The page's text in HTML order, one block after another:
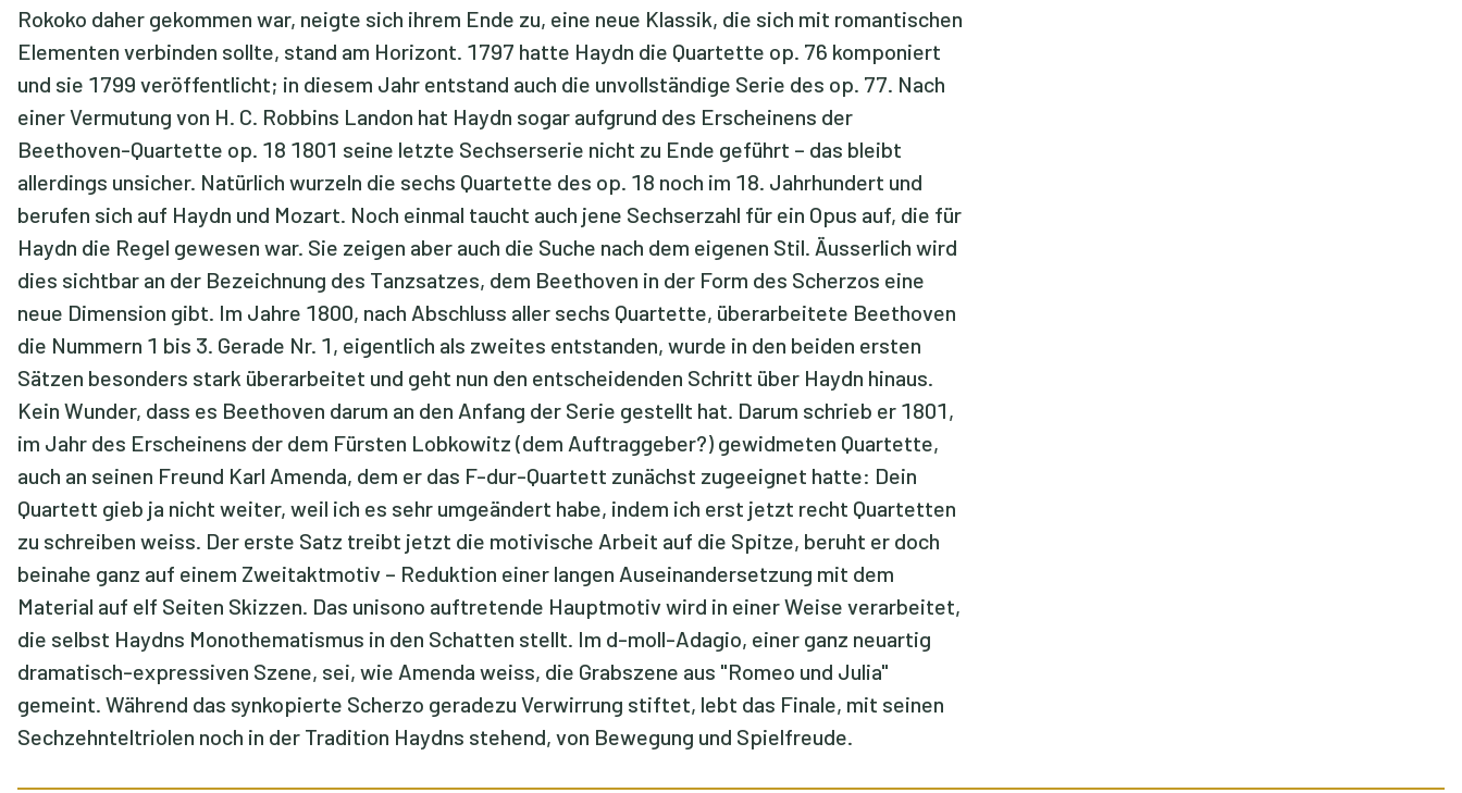
Rokoko daher gekommen war, neigte sich ihrem Ende zu, eine neue Klassik, die sich mit romantischen
Elementen verbinden sollte, stand am Horizont. 1797 hatte Haydn die Quartette op. 76 komponiert
und sie 1799 veröffentlicht; in diesem Jahr entstand auch die unvollständige Serie des op. 77. Nach
einer Vermutung von H. C. Robbins Landon hat Haydn sogar aufgrund des Erscheinens der
Beethoven-Quartette op. 18 1801 seine letzte Sechserserie nicht zu Ende geführt – das bleibt
allerdings unsicher. Natürlich wurzeln die sechs Quartette des op. 18 noch im 18. Jahrhundert und
berufen sich auf Haydn und Mozart. Noch einmal taucht auch jene Sechserzahl für ein Opus auf, die für
Haydn die Regel gewesen war. Sie zeigen aber auch die Suche nach dem eigenen Stil. Äusserlich wird
dies sichtbar an der Bezeichnung des Tanzsatzes, dem Beethoven in der Form des Scherzos eine
neue Dimension gibt. Im Jahre 1800, nach Abschluss aller sechs Quartette, überarbeitete Beethoven
die Nummern 1 bis 3. Gerade Nr. 1, eigentlich als zweites entstanden, wurde in den beiden ersten
Sätzen besonders stark überarbeitet und geht nun den entscheidenden Schritt über Haydn hinaus.
Kein Wunder, dass es Beethoven darum an den Anfang der Serie gestellt hat. Darum schrieb er 1801,
im Jahr des Erscheinens der dem Fürsten Lobkowitz (dem Auftraggeber?) gewidmeten Quartette,
auch an seinen Freund Karl Amenda, dem er das F-dur-Quartett zunächst zugeeignet hatte: Dein
Quartett gieb ja nicht weiter, weil ich es sehr umgeändert habe, indem ich erst jetzt recht Quartetten
zu schreiben weiss. Der erste Satz treibt jetzt die motivische Arbeit auf die Spitze, beruht er doch
beinahe ganz auf einem Zweitaktmotiv – Reduktion einer langen Auseinandersetzung mit dem
Material auf elf Seiten Skizzen. Das unisono auftretende Hauptmotiv wird in einer Weise verarbeitet,
die selbst Haydns Monothematismus in den Schatten stellt. Im d-moll-Adagio, einer ganz neuartig
dramatisch-expressiven Szene, sei, wie Amenda weiss, die Grabszene aus "Romeo und Julia"
gemeint. Während das synkopierte Scherzo geradezu Verwirrung stiftet, lebt das Finale, mit seinen
Sechzehnteltriolen noch in der Tradition Haydns stehend, von Bewegung und Spielfreude.